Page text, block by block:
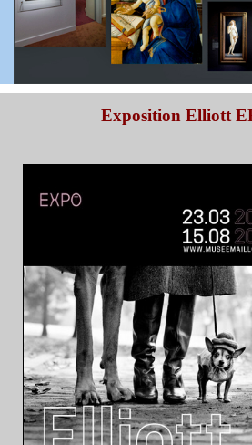
Exposition Elliott